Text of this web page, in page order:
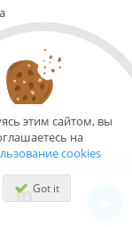
этим сайтом, вы
на
cookies
Got it